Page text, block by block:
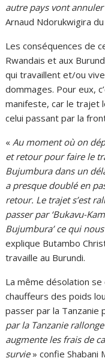
autre pays vont
Arnaud Ndorukwigira
Les conséquences de
Rwandais et aux
qui travaillent et/ou
dommages. Pour eux,
manifeste, car le trajet
celui passant par la
«Au moment où on
et retour pour faire le
Bujumburadans un
a presque doublé en
retour. Le trajet s’est
passer par ‘Bukavu-
Bujumbura’ ce qui
explique Butambo
travaille au Burundi.
La même désolation
chauffeurs des poids
passer par la Tanzanie
par la Tanzanie
augmente les frais de
survie» confie Shabani